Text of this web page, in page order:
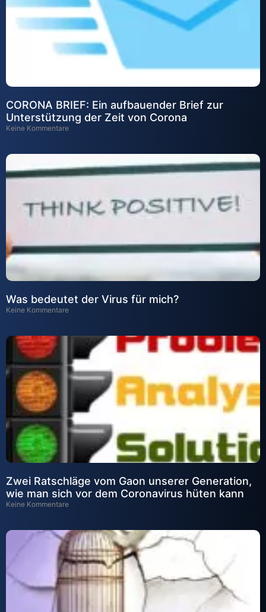
CORONA BRIEF: Ein aufbauender Brief zur
Unterstützung der Zeit von Corona
Keine Kommentare
Was bedeutet der Virus für mich?
Keine Kommentare
Zwei Ratschläge vom Gaon unserer Generation,
wie man sich vor dem Coronavirus hüten kann
Keine Kommentare